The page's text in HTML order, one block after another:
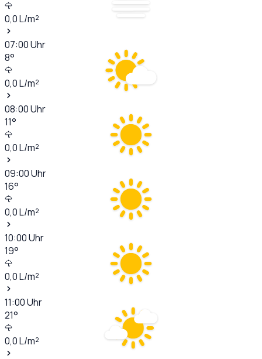
0,0L/m²
07:00Uhr
8°
0,0L/m²
08:00Uhr
11°
0,0L/m²
09:00Uhr
16°
0,0L/m²
10:00Uhr
19°
0,0L/m²
11:00Uhr
21°
0,0L/m²